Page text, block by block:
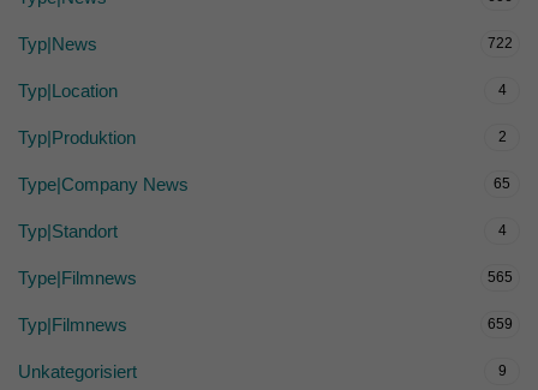
Typ|News 722
Typ|Location 4
Typ|Produktion 2
Type|Company News 65
Typ|Standort 4
Type|Filmnews 565
Typ|Filmnews 659
Unkategorisiert 9